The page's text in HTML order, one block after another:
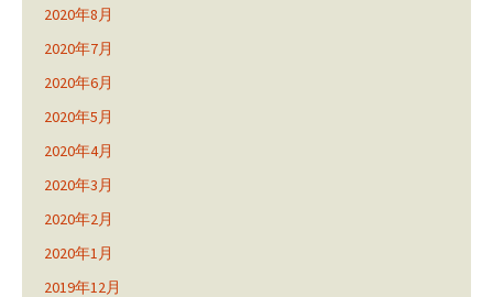
2020年8月
2020年7月
2020年6月
2020年5月
2020年4月
2020年3月
2020年2月
2020年1月
2019年12月